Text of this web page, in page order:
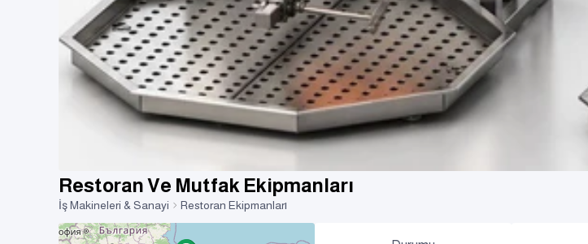
Restoran Ve Mutfak Ekipmanları
İş Makineleri & Sanayi Restoran Ekipmanları